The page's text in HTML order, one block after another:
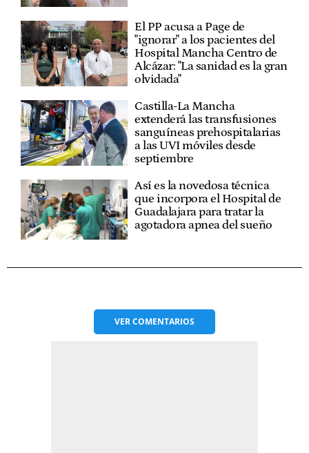
El PP acusa a Page de
"ignorar" a los pacientes del
Hospital Mancha Centro de
Alcázar: "La sanidad es la gran
olvidada"
Castilla-La Mancha
extenderá las transfusiones
sanguíneas prehospitalarias
a las UVI móviles desde
septiembre
Así es la novedosa técnica
que incorpora el Hospital de
Guadalajara para tratar la
agotadora apnea del sueño
VERCOMENTARIOS